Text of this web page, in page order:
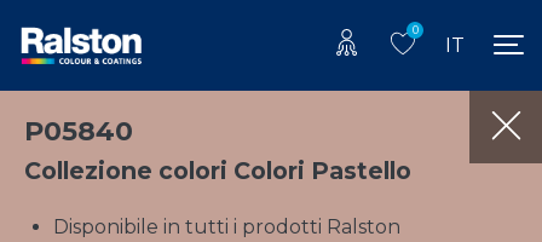
0
IT
P05840
Collezione colori Colori Pastello
Disponibile in tutti i prodotti Ralston